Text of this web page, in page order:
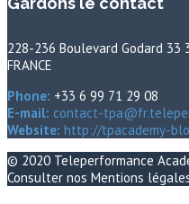
228-236 Boulevard Godard 33
FRANCE
Phone: +33 6 99 71 29 08
E-mail: contact-
Website: http://tpacademy-
© 2020 Teleperformance
Consulter nos Mentions